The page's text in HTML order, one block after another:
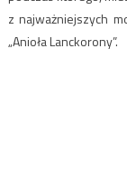
z najważniejszych
„Anioła Lanckorony”.